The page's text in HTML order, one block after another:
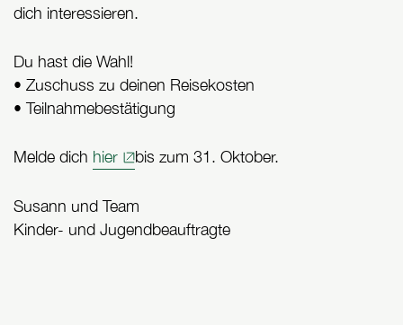
dich interessieren.
Du hast die Wahl!
• Zuschuss zu deinen Reisekosten
• Teilnahmebestätigung
Melde dich hier bis zum 31. Oktober.
Susann und Team
Kinder- und Jugendbeauftragte